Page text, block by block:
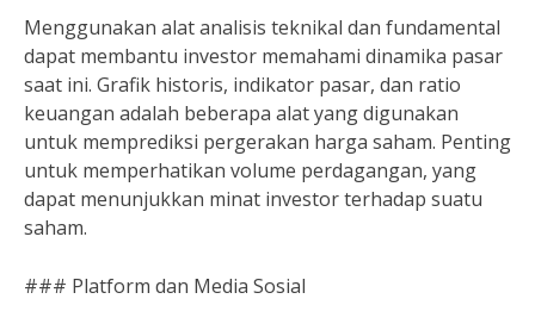
Menggunakan alat analisis teknikal dan fundamental
dapat membantu investor memahami dinamika pasar
saat ini. Grafik historis, indikator pasar, dan ratio
keuangan adalah beberapa alat yang digunakan
untuk memprediksi pergerakan harga saham. Penting
untuk memperhatikan volume perdagangan, yang
dapat menunjukkan minat investor terhadap suatu
saham.
### Platform dan Media Sosial